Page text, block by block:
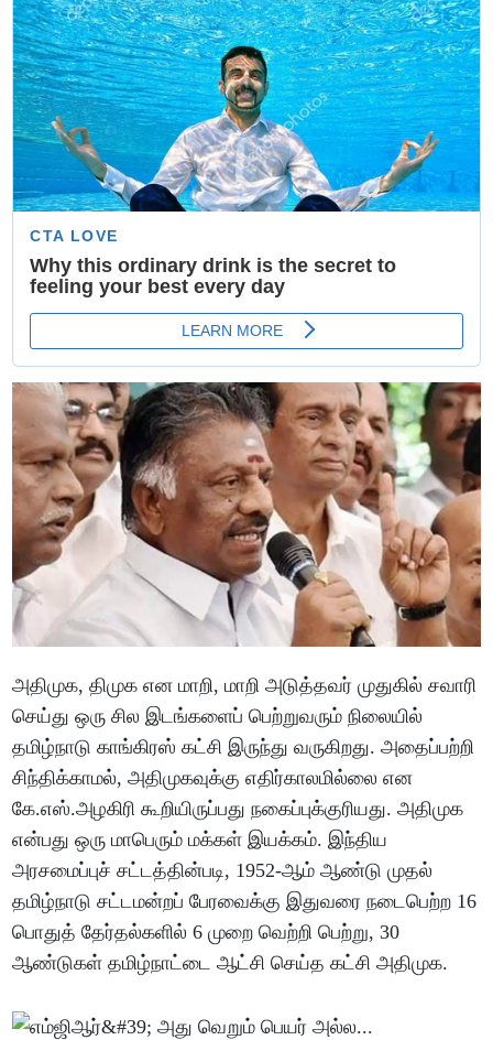
அதிமுக, திமுக என மாறி, மாறி அடுத்தவர் முதுகில் சவாரி
செய்து ஒரு சில இடங்களைப் பெற்றுவரும் நிலையில்
தமிழ்நாடு காங்கிரஸ் கட்சி இருந்து வருகிறது. அதைப்பற்றி
சிந்திக்காமல், அதிமுகவுக்கு எதிர்காலமில்லை என
கே.எஸ்.அழகிரி கூறியிருப்பது நகைப்புக்குரியது. அதிமுக
என்பது ஒரு மாபெரும் மக்கள் இயக்கம். இந்திய
அரசமைப்புச் சட்டத்தின்படி, 1952-ஆம் ஆண்டு முதல்
தமிழ்நாடு சட்டமன்றப் பேரவைக்கு இதுவரை நடைபெற்ற 16
பொதுத் தேர்தல்களில் 6 முறை வெற்றி பெற்று, 30
ஆண்டுகள் தமிழ்நாட்டை ஆட்சி செய்த கட்சி அதிமுக.